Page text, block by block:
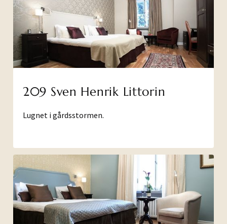
209 Sven Henrik Littorin
Lugnet i gårdsstormen.